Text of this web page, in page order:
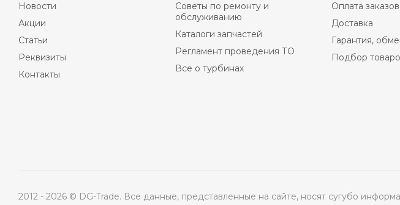
Новости
Акции
Статьи
Реквизиты
Контакты
Советы по ремонту и
обслуживанию
Каталоги запчастей
Регламент проведения ТО
Все о турбинах
Оплата заказов
Доставка
Гарантия,
Подбор
2012 - 2026 © DG-Trade. Все данные, представленные на сайте, носят сугубо